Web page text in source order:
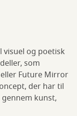
og poetisk
som
Future Mirror
der har til
kunst,